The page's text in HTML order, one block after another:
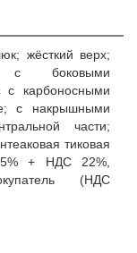
жёсткий верх;
с боковыми
с карбоносными
с накрышными
части;
тиковая
5% + НДС 22%,
(НДС